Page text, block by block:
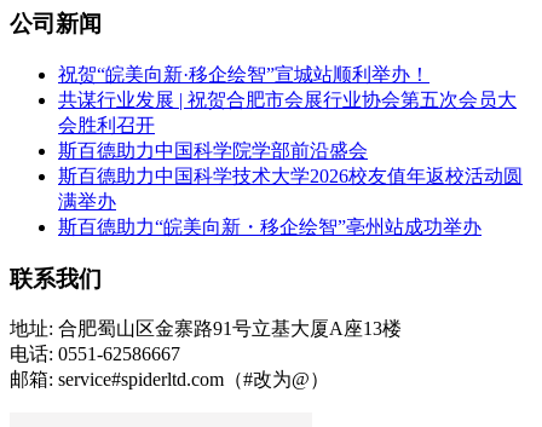
公司新闻
祝贺“皖美向新·移企绘智”宣城站顺利举办！
共谋行业发展 | 祝贺合肥市会展行业协会第五次会员大
会胜利召开
斯百德助力中国科学院学部前沿盛会
斯百德助力中国科学技术大学2026校友值年返校活动圆
满举办
斯百德助力“皖美向新・移企绘智”亳州站成功举办
联系我们
地址: 合肥蜀山区金寨路91号立基大厦A座13楼
电话: 0551-62586667
邮箱: service#spiderltd.com（#改为@）